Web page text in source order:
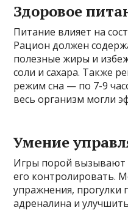
Здоровое
Питание влияет на
Рацион должен
полезные жиры и
соли и сахара. Также
режим сна — по 7-9
весь организм могли
Умение
Игры порой вызывают
его контролировать.
упражнения, прогулки
адреналина и